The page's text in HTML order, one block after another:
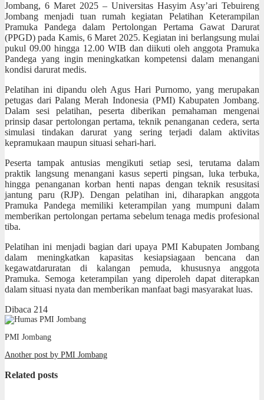
Jombang, 6 Maret 2025 – Universitas Hasyim Asy’ari Tebuireng
Jombang menjadi tuan rumah kegiatan Pelatihan Keterampilan
Pramuka Pandega dalam Pertolongan Pertama Gawat Darurat
(PPGD) pada Kamis, 6 Maret 2025. Kegiatan ini berlangsung mulai
pukul 09.00 hingga 12.00 WIB dan diikuti oleh anggota Pramuka
Pandega yang ingin meningkatkan kompetensi dalam menangani
kondisi darurat medis.
Pelatihan ini dipandu oleh Agus Hari Purnomo, yang merupakan
petugas dari Palang Merah Indonesia (PMI) Kabupaten Jombang.
Dalam sesi pelatihan, peserta diberikan pemahaman mengenai
prinsip dasar pertolongan pertama, teknik penanganan cedera, serta
simulasi tindakan darurat yang sering terjadi dalam aktivitas
kepramukaan maupun situasi sehari-hari.
Peserta tampak antusias mengikuti setiap sesi, terutama dalam
praktik langsung menangani kasus seperti pingsan, luka terbuka,
hingga penanganan korban henti napas dengan teknik resusitasi
jantung paru (RJP). Dengan pelatihan ini, diharapkan anggota
Pramuka Pandega memiliki keterampilan yang mumpuni dalam
memberikan pertolongan pertama sebelum tenaga medis profesional
tiba.
Pelatihan ini menjadi bagian dari upaya PMI Kabupaten Jombang
dalam meningkatkan kapasitas kesiapsiagaan bencana dan
kegawatdaruratan di kalangan pemuda, khususnya anggota
Pramuka. Semoga keterampilan yang diperoleh dapat diterapkan
dalam situasi nyata dan memberikan manfaat bagi masyarakat luas.
Dibaca 214
PMI Jombang
Another post by PMI Jombang
Related posts